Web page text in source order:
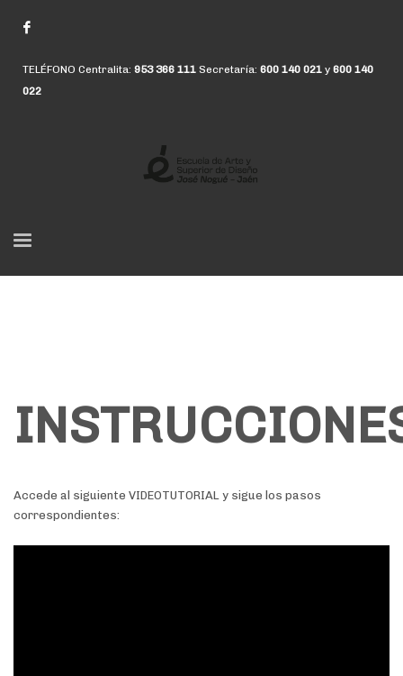
TELÉFONO Centralita: 953 366 111 Secretaría: 600 140 021 y 600 140
022
Accede al siguiente VIDEOTUTORIAL y sigue los pasos
correspondientes: